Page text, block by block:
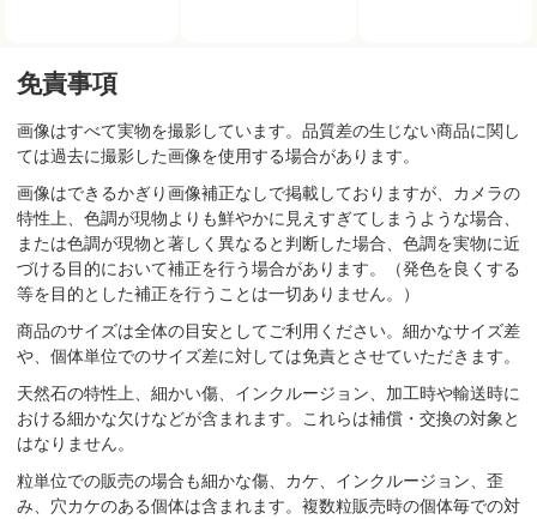
免責事項
画像はすべて実物を撮影しています。品質差の生じない商品に関し
ては過去に撮影した画像を使用する場合があります。
画像はできるかぎり画像補正なしで掲載しておりますが、カメラの
特性上、色調が現物よりも鮮やかに見えすぎてしまうような場合、
または色調が現物と著しく異なると判断した場合、色調を実物に近
づける目的において補正を行う場合があります。（発色を良くする
等を目的とした補正を行うことは一切ありません。）
商品のサイズは全体の目安としてご利用ください。細かなサイズ差
や、個体単位でのサイズ差に対しては免責とさせていただきます。
天然石の特性上、細かい傷、インクルージョン、加工時や輸送時に
おける細かな欠けなどが含まれます。これらは補償・交換の対象と
はなりません。
粒単位での販売の場合も細かな傷、カケ、インクルージョン、歪
み、穴カケのある個体は含まれます。複数粒販売時の個体毎での対